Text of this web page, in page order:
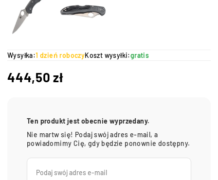
Wysyłka:1 dzień roboczyKoszt wysyłki:gratis
444,50zł
Ten produkt jest obecnie wyprzedany.
Nie martw się! Podaj swój adres e-mail, a
powiadomimy Cię, gdy będzie ponownie dostępny.